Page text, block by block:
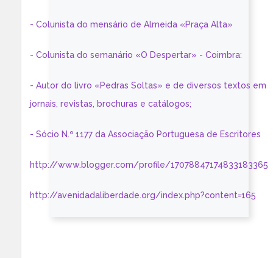
- Colunista do mensário de Almeida «Praça Alta»
- Colunista do semanário «O Despertar» - Coimbra:
- Autor do livro «Pedras Soltas» e de diversos textos em
jornais, revistas, brochuras e catálogos;
- Sócio N.º 1177 da Associação Portuguesa de Escritores
http://www.blogger.com/profile/17078847174833183365
http://avenidadaliberdade.org/index.php?content=165